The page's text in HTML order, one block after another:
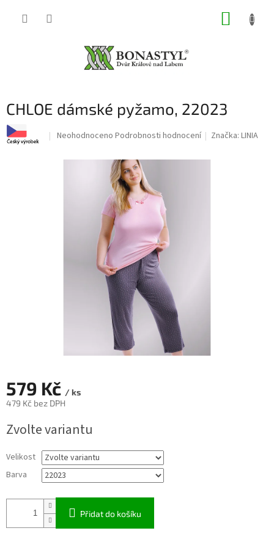
CHLOE dámské pyžamo, 22023
Průměrné
produktu
Neohodnoceno Podrobnosti hodnocení Značka:LINIA
579 Kč / ks
479 Kč bez DPH
cena:
Zvolte variantu
Velikost
Barva
Přidat do košíku